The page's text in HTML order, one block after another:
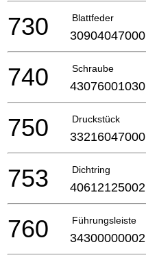
Blattfeder
730 30904047000
Schraube
740 43076001030
Druckstück
750 33216047000
Dichtring
753 40612125002
Führungsleiste
760 34300000002